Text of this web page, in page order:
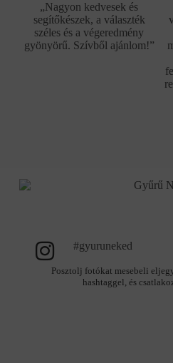
„Nagyon kedvesek és
segítőkészek, a választék
széles és a végeredmény
gyönyörű. Szívből ajánlom!”
#gyuruneked
Posztolj fotókat mesebeli
hashtaggel, és